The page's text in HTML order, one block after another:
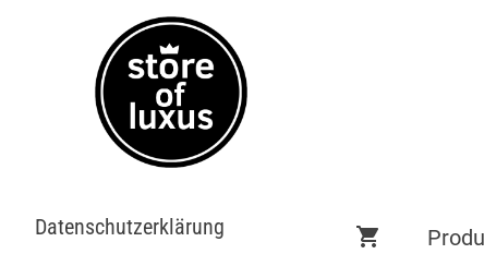
Datenschutzerklärung